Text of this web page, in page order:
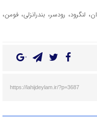
رودسر، بندرانزلی، فومن،
https://lahijdeylam.ir/?p=3687